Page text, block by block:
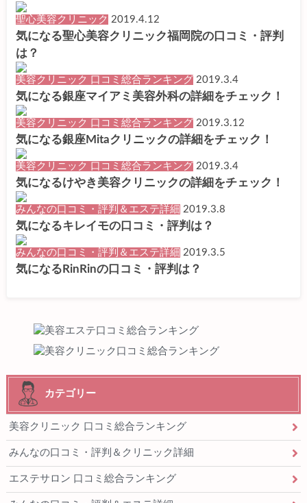
聖心美容クリニック 2019.4.12
気になる聖心美容クリニック福岡院の口コミ・評判
は？
美容クリニック 口コミ総合ランキング 2019.3.4
気になる銀座マイアミ美容外科の詳細をチェック！
美容クリニック 口コミ総合ランキング 2019.3.12
気になる銀座Mitaクリニックの詳細をチェック！
美容クリニック 口コミ総合ランキング 2019.3.4
気になるけやき美容クリニックの詳細をチェック！
みんなの口コミ・評判＆エステ詳細 2019.3.8
気になるキレイモの口コミ・評判は？
みんなの口コミ・評判＆エステ詳細 2019.3.5
気になるRinRinの口コミ・評判は？
カテゴリー
美容クリニック 口コミ総合ランキング
みんなの口コミ・評判＆クリニック詳細
エステサロン 口コミ総合ランキング